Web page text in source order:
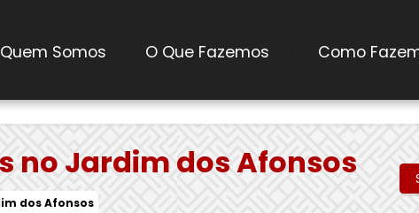
no Jardim dos Afonsos
dos Afonsos